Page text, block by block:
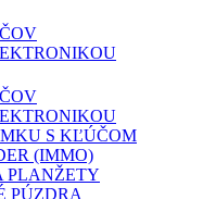
S KĽÚČOM
(IMMO)
PLANŽETY
PÚZDRA